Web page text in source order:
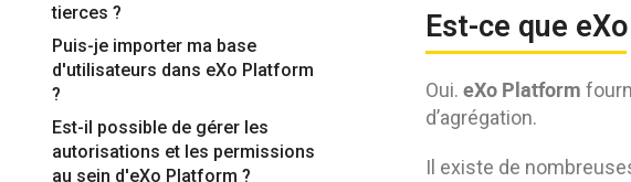
tierces ?
Puis-je importer ma base
d'utilisateurs dans eXo Platform
?
Est-il possible de gérer les
autorisations et les permissions
au sein d'eXo Platform ?
Est-ce que
Oui. eXoPlatform
d’agrégation.
Il existe de